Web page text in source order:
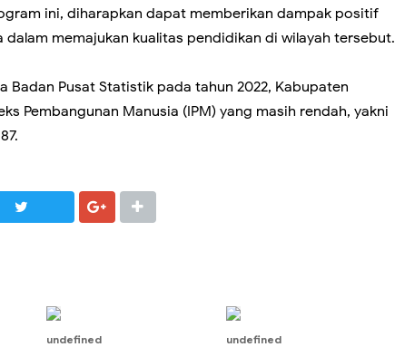
ini, diharapkan dapat memberikan dampak positif
memajukan kualitas pendidikan di wilayah tersebut.
Badan Pusat Statistik pada tahun 2022, Kabupaten
Pembangunan Manusia (IPM) yang masih rendah, yakni
undefined undefined